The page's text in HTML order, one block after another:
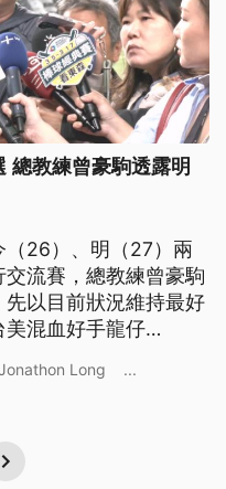
總教練曾豪駒透露明
（26）、明（27）兩
流賽，總教練曾豪駒
以目前狀況維持最好
美混血好手龍仔
，人選明日公布。
Long ...